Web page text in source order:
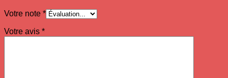
Votre note *
Votre avis *